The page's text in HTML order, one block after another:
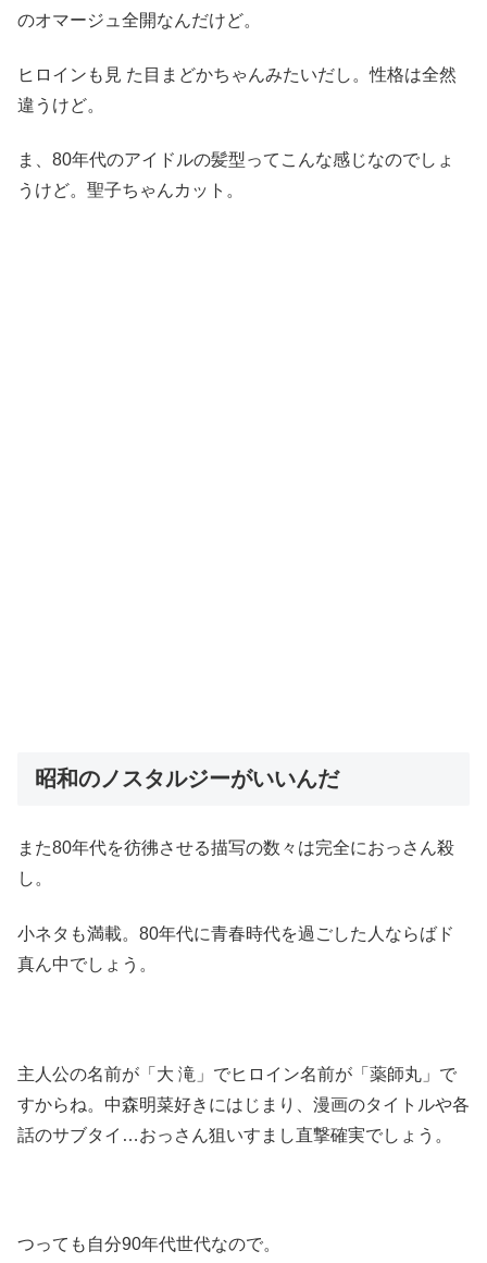
のオマージュ全開なんだけど。
ヒロインも見 た目まどかちゃんみたいだし。性格は全然
違うけど。
ま、80年代のアイドルの髪型ってこんな感じなのでしょ
うけど。聖子ちゃんカット。
昭和のノスタルジーがいいんだ
また80年代を彷彿させる描写の数々は完全におっさん殺
し。
小ネタも満載。80年代に青春時代を過ごした人ならばド
真ん中でしょう。
主人公の名前が「大 滝」でヒロイン名前が「薬師丸」で
すからね。中森明菜好きにはじまり、漫画のタイトルや各
話のサブタイ…おっさん狙いすまし直撃確実でしょう。
つっても自分90年代世代なので。